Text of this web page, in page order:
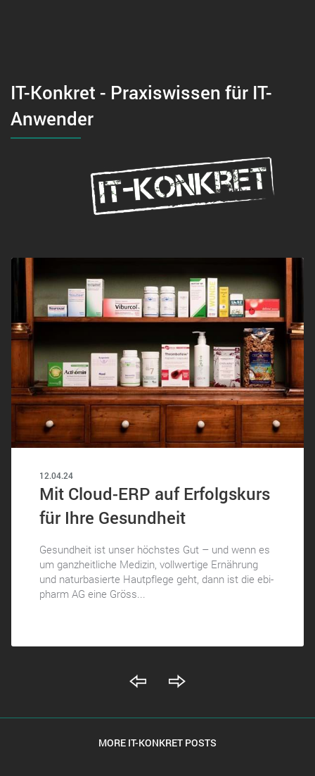
IT-Konkret - Praxiswissen für IT-
Anwender
12.04.24
Mit Cloud-ERP auf Erfolgskurs
für Ihre Gesundheit
Gesundheit ist unser höchstes Gut – und wenn es
um ganzheitliche Medizin, vollwertige Ernährung
und naturbasierte Hautpflege geht, dann ist die ebi-
pharm AG eine Gröss...
MORE IT-KONKRET POSTS